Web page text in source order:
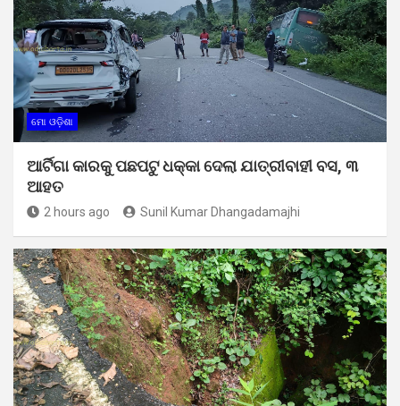
ମୋ ଓଡ଼ିଶା
ଆର୍ଟିଗା କାରକୁ ପଛପଟୁ ଧକ୍କା ଦେଲା ଯାତ୍ରୀବାହୀ ବସ, ୩
ଆହତ
2 hours ago Sunil Kumar Dhangadamajhi